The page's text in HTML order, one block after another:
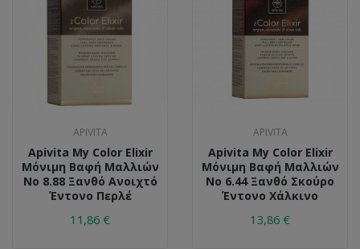
APIVITA
Apivita My Color Elixir
Μόνιμη Βαφή Μαλλιών
No 8.88 Ξανθό Ανοιχτό
Έντονο Περλέ
11,86 €
APIVITA
Apivita My Color Elixir
Μόνιμη Βαφή Μαλλιών
No 6.44 Ξανθό Σκούρο
Έντονο Χάλκινο
13,86 €